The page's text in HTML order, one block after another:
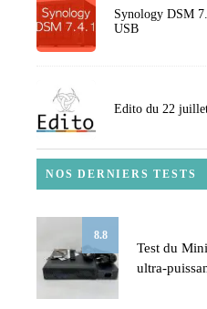
Synology DSM
USB
Edito du 22
NOS DERNIERS TESTS
8.8
Test du
ultra-